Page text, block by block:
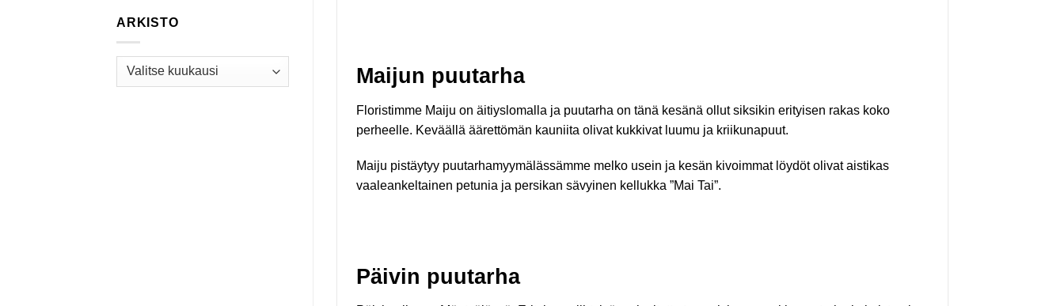
ARKISTO
Arkisto Maijun puutarha
Floristimme Maiju on äitiyslomalla ja puutarha on tänä kesänä ollut siksikin erityisen rakas koko
perheelle. Keväällä äärettömän kauniita olivat kukkivat luumu ja kriikunapuut.
Maiju pistäytyy puutarhamyymälässämme melko usein ja kesän kivoimmat löydöt olivat aistikas
vaaleankeltainen petunia ja persikan sävyinen kellukka ”Mai Tai”.
Päivin puutarha